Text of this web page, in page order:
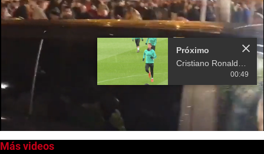
of
Próximo
Cristiano Ronaldo deja el Real Madrid y ficha por Juventus
00:49